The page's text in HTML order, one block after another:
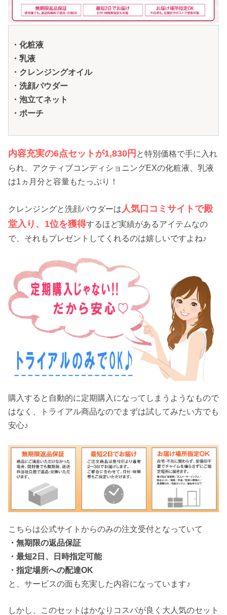
・化粧液
・乳液
・クレンジングオイル
・洗顔パウダー
・泡立てネット
・ポーチ
内容充実の6点セットが1,830円 と特別価格で手に入れ
られ、アクティブコンディショニングEXの化粧液、乳液
は1ヵ月分と容量もたっぷり！
クレンジングと洗顔パウダーは 人気口コミサイトで殿
堂入り、1位を獲得するほど実績があるアイテムなの
で、それもプレゼントしてくれるのは嬉しいですよね♪
購入すると自動的に定期購入になってしまうようなもので
はなく、トライアル商品なのでまずは試してみたい方でも
安心♪
こちらは公式サイトからのみの注文受付となっていて
・無期限の返品保証
・最短2日、日時指定可能
・指定場所への配達OK
と、サービスの面も充実した内容になっています♪
しかし、このセットはかなりコスパが良く大人気のセット